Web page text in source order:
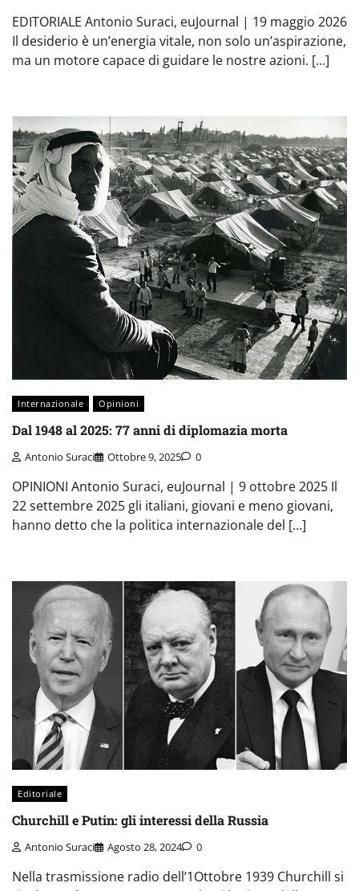
EDITORIALE Antonio Suraci, euJournal | 19 maggio 2026
Il desiderio è un’energia vitale, non solo un’aspirazione,
ma un motore capace di guidare le nostre azioni. […]
Internazionale Opinioni
Dal 1948 al 2025: 77 anni di diplomazia morta
Antonio Suraci Ottobre 9, 2025 0
OPINIONI Antonio Suraci, euJournal | 9 ottobre 2025 Il
22 settembre 2025 gli italiani, giovani e meno giovani,
hanno detto che la politica internazionale del […]
Editoriale
Churchill e Putin: gli interessi della Russia
Antonio Suraci Agosto 28, 2024 0
Nella trasmissione radio dell’1Ottobre 1939 Churchill si